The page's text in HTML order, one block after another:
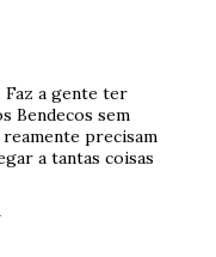
Faz a gente ter
Bendecos sem
reamente precisam
a tantas coisas